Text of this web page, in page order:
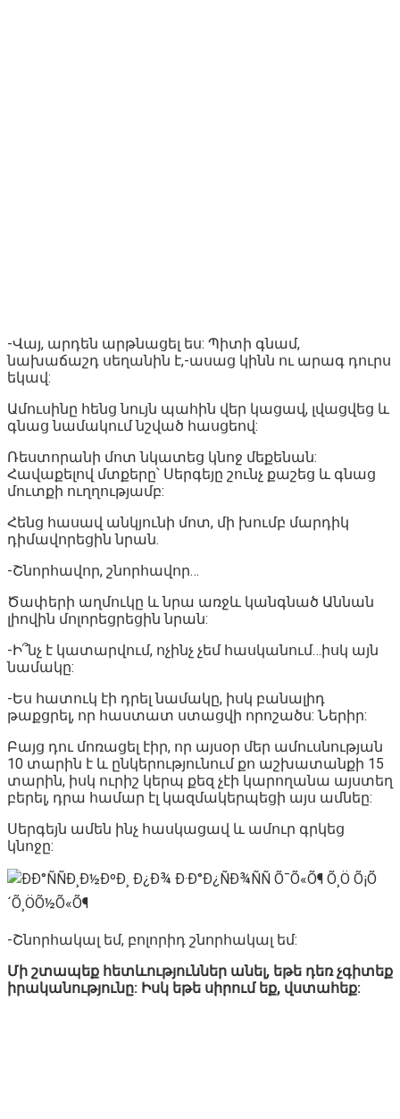
-Վայ, արդեն արթնացել ես: Պիտի գնամ,
նախաճաշդ սեղանին է,-ասաց կինն ու արագ դուրս
եկավ:
Ամուսինը հենց նույն պահին վեր կացավ, լվացվեց և
գնաց նամակում նշված հասցեով:
Ռեստորանի մոտ նկատեց կնոջ մեքենան:
Հավաքելով մտքերը՝ Սերգեյը շունչ քաշեց և գնաց
մուտքի ուղղությամբ:
Հենց հասավ անկյունի մոտ, մի խումբ մարդիկ
դիմավորեցին նրան.
-Շնորհավոր, շնորհավոր…
Ծափերի աղմուկը և նրա առջև կանգնած Աննան
լիովին մոլորեցրեցին նրան:
-Ի՞նչ է կատարվում, ոչինչ չեմ հասկանում…իսկ այն
նամակը:
-Ես հատուկ էի դրել նամակը, իսկ բանալիդ
թաքցրել, որ հաստատ ստացվի որոշածս: Ներիր:
Բայց դու մոռացել էիր, որ այսօր մեր ամուսնության
10 տարին է և ընկերությունում քո աշխատանքի 15
տարին, իսկ ուրիշ կերպ քեզ չէի կարողանա այստեղ
բերել, դրա համար էլ կազմակերպեցի այս ամնեը:
Սերգեյն ամեն ինչ հասկացավ և ամուր գրկեց
կնոջը:
-Շնորհակալ եմ, բոլորիդ շնորհակալ եմ:
Մի շտապեք հետևություններ անել, եթե դեռ չգիտեք
իրականությունը: Իսկ եթե սիրում եք, վստահեք: